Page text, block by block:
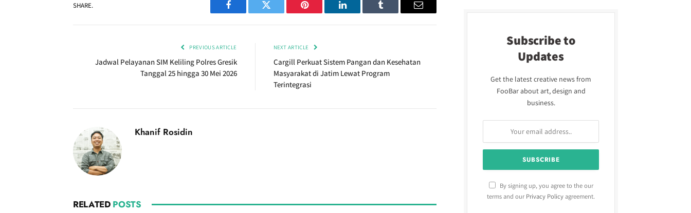
SHARE.
Facebook Twitter Pinterest LinkedIn Tumblr Email
PREVIOUS ARTICLE
Jadwal Pelayanan SIM Keliling Polres Gresik
Tanggal 25 hingga 30 Mei 2026
NEXT ARTICLE
Cargill Perkuat Sistem Pangan dan Kesehatan
Masyarakat di Jatim Lewat Program
Terintegrasi
Khanif Rosidin
RELATED POSTS
Subscribe to
Updates
Get the latest creative news from
FooBar about art, design and
business.
By signing up, you agree to the our
terms and our Privacy Policyagreement.